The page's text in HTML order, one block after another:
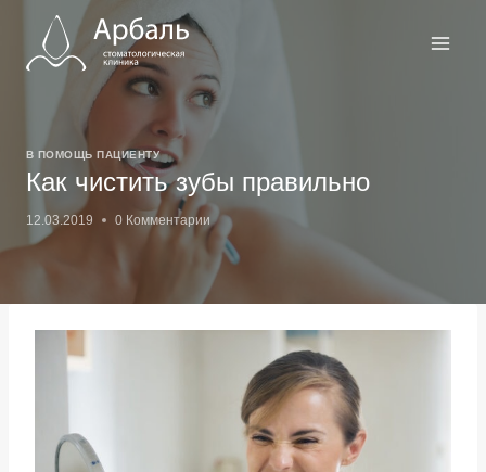
содержимому
В ПОМОЩЬ ПАЦИЕНТУ
Как чистить зубы правильно
12.03.2019 0 Комментарии